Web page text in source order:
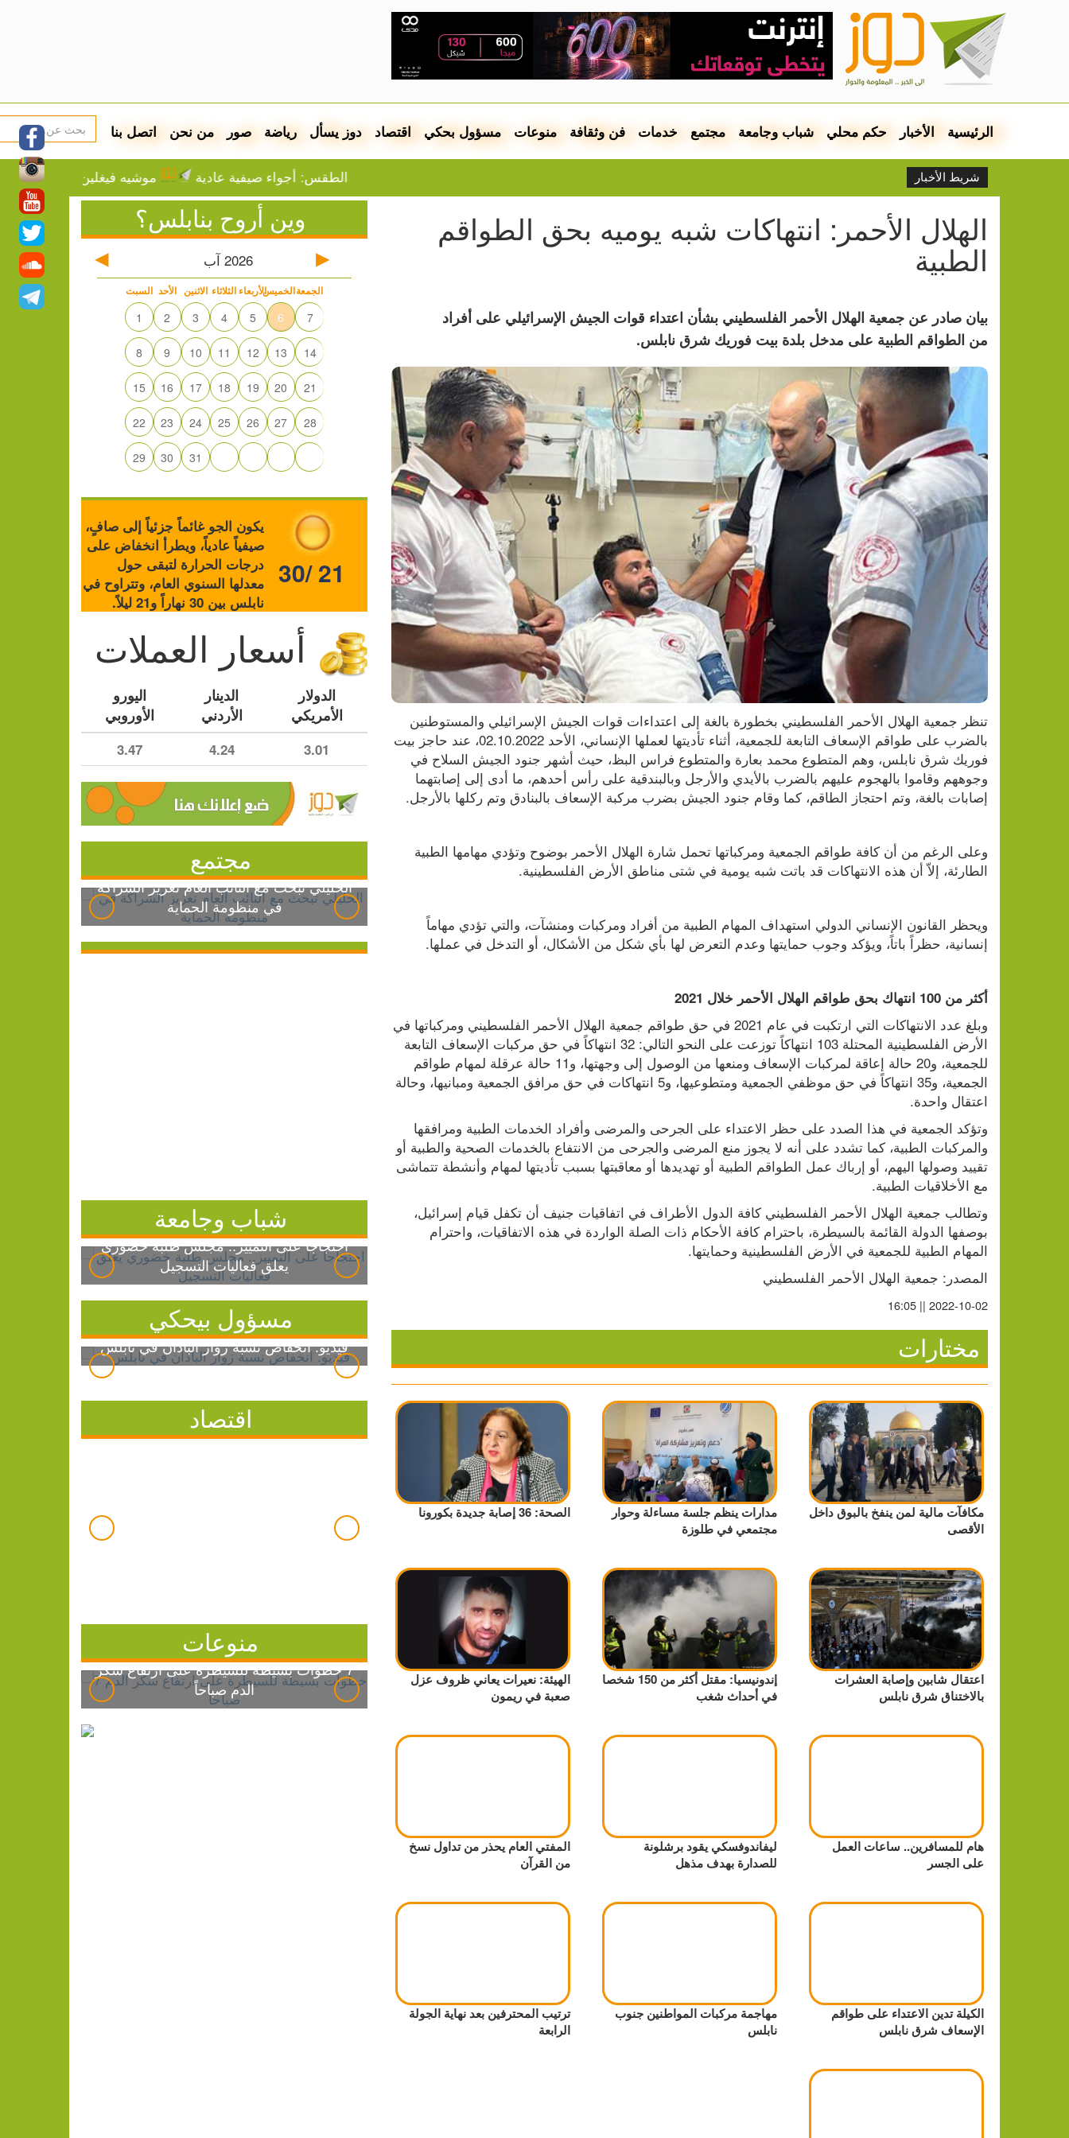
الرئيسية الأخبار حكم محلي شباب وجامعة مجتمع خدمات فن وثقافة منوعات مسؤول بحكي اقتصاد دوز يسأل رياضة صور من نحن اتصل بنا
شريط الأخبار الطقس: أجواء صيفية عادية موشيه فيغلين: إما التهجير أو
الهلال الأحمر: انتهاكات شبه يوميه بحق الطواقم
الطبية
بيان صادر عن جمعية الهلال الأحمر الفلسطيني بشأن اعتداء قوات الجيش الإسرائيلي على أفراد
من الطواقم الطبية على مدخل بلدة بيت فوريك شرق نابلس.
إصابات بالغة، وتم احتجاز الطاقم، كما وقام جنود الجيش بضرب مركبة الإسعاف بالبنادق وتم ركلها بالأرجل.
الطارئة، إلاّ أن هذه الانتهاكات قد باتت شبه يومية في شتى مناطق الأرض الفلسطينية.
ويحظر القانون الإنساني الدولي استهداف المهام الطبية من أفراد ومركبات ومنشآت، والتي تؤدي مهاماً
إنسانية، حظراً باتاً، ويؤكد وجوب حمايتها وعدم التعرض لها بأي شكل من الأشكال، أو التدخل في عملها.
أكثر من 100 انتهاك بحق طواقم الهلال الأحمر خلال 2021
اعتقال واحدة.
مع الأخلاقيات الطبية.
المهام الطبية للجمعية في الأرض الفلسطينية وحمايتها.
المصدر: جمعية الهلال الأحمر الفلسطيني
2022-10-02 || 16:05
مختارات
مكافآت مالية لمن ينفخ بالبوق داخل
الأقصى
مدارات ينظم جلسة مساءلة وحوار
مجتمعي في طلوزة
الصحة: 36 إصابة جديدة بكورونا
اعتقال شابين وإصابة العشرات
بالاختناق شرق نابلس
إندونيسيا: مقتل أكثر من 150 شخصا
في أحداث شغب
الهيئة: نعيرات يعاني ظروف عزل
صعبة في ريمون
هام للمسافرين.. ساعات العمل
على الجسر
ليفاندوفسكي يقود برشلونة
للصدارة بهدف مذهل
المفتي العام يحذر من تداول نسخ
من القرآن
الكيلة تدين الاعتداء على طواقم
الإسعاف شرق نابلس
مهاجمة مركبات المواطنين جنوب
نابلس
ترتيب المحترفين بعد نهاية الجولة
الرابعة
وين أروح بنابلس؟
2026 آب
السبت الأحد الاثنين الثلاثاء الأربعاءالخميسالجمعة
1 2 3 4 5 6 7
8 9 10 11 12 13 14
15 16 17 18 19 20 21
22 23 24 25 26 27 28
29 30 31
يكون الجو غائماً جزئياً إلى صافٍ،
صيفياً عادياً، ويطرأ انخفاض على
درجات الحرارة لتبقى حول
معدلها السنوي العام، وتتراوح في
نابلس بين 30 نهاراً و21 ليلاً.
30/ 21
أسعار العملات
الدولار
الأمريكي
الدينار
الأردني
اليورو
الأوروبي
3.01
4.24
3.47
مجتمع
الخليلي تبحث مع النائب العام تعزيز الشراكة
في منظومة الحماية
شباب وجامعة
احتجاجاً على التمييز.. مجلس طلبة خضوري
يعلق فعاليات التسجيل
مسؤول بيحكي
فيديو: انخفاض نسبة زوار الباذان في نابلس
اقتصاد
منوعات
7 خطوات بسيطة للسيطرة على ارتفاع سكر
الدم صباحاً